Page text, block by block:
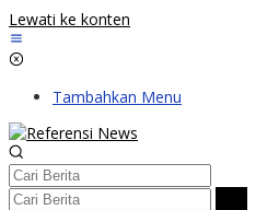
Lewati ke konten
Tambahkan Menu